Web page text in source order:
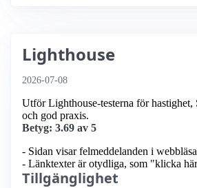
Lighthouse
2026-07-08
Utför Lighthouse-testerna för
och god praxis.
Betyg: 3.69 av 5
- Sidan visar felmeddelanden i
- Länktexter är otydliga, som "klicka
Tillgänglighet